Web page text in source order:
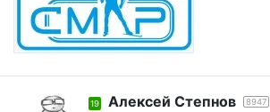
19 Алексей Степнов 8947